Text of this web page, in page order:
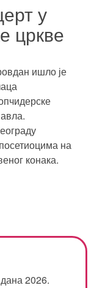
у
цркве
ишло је
на
конака.
2026.